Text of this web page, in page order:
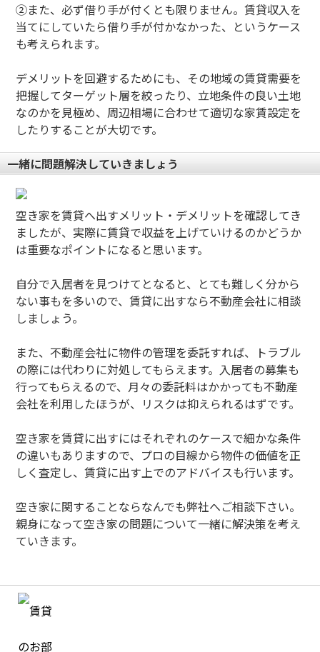
②また、必ず借り手が付くとも限りません。賃貸収入を
当てにしていたら借り手が付かなかった、というケース
も考えられます。
デメリットを回避するためにも、その地域の賃貸需要を
把握してターゲット層を絞ったり、立地条件の良い土地
なのかを見極め、周辺相場に合わせて適切な家賃設定を
したりすることが大切です。
一緒に問題解決していきましょう
空き家を賃貸へ出すメリット・デメリットを確認してき
ましたが、実際に賃貸で収益を上げていけるのかどうか
は重要なポイントになると思います。
自分で入居者を見つけてとなると、とても難しく分から
ない事もを多いので、賃貸に出すなら不動産会社に相談
しましょう。
また、不動産会社に物件の管理を委託すれば、トラブル
の際には代わりに対処してもらえます。入居者の募集も
行ってもらえるので、月々の委託料はかかっても不動産
会社を利用したほうが、リスクは抑えられるはずです。
空き家を賃貸に出すにはそれぞれのケースで細かな条件
の違いもありますので、プロの目線から物件の価値を正
しく査定し、賃貸に出す上でのアドバイスも行います。
空き家に関することならなんでも弊社へご相談下さい。
親身になって空き家の問題について一緒に解決策を考え
ていきます。